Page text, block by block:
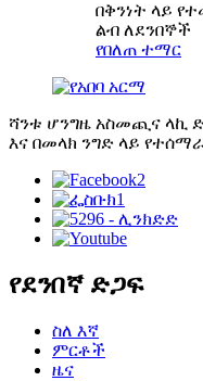
በቅንነት ላይ
ልብ ለደንበኞች
የበለጠ ተማር
ሻንቱ ሆንግዜ አስመጪና ላኪ
እና በመላክ ንግድ ላይ
የደንበኛ ድጋፍ
ስለ እኛ
ምርቶች
ዜና